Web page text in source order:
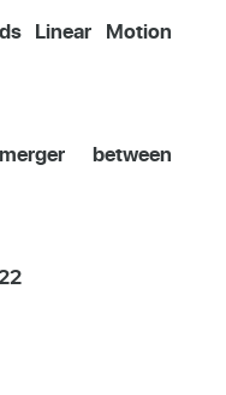
Linear Motion
between